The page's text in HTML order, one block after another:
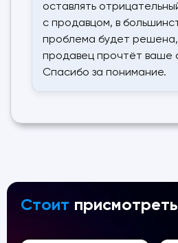
оставлять
с продавцом, в
проблема будет решена,
продавец прочтёт ваше
Спасибо за понимание.
Стоит